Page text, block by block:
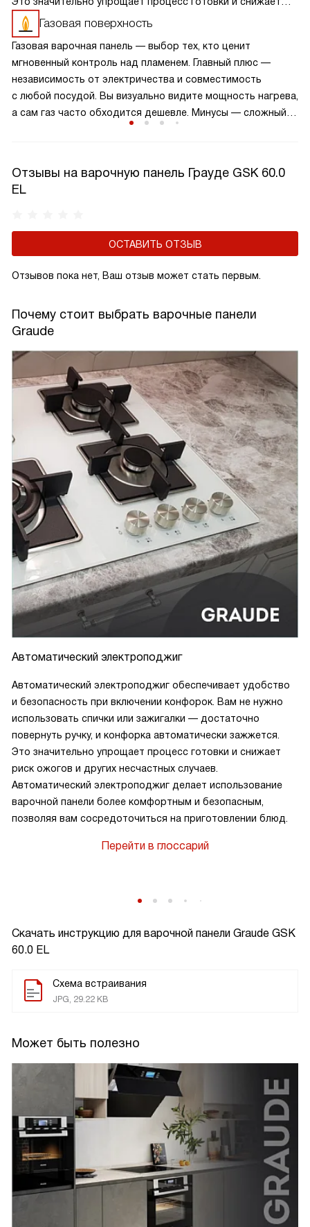
Скачать инструкцию для варочной панели Graude GSK
60.0 EL
Схема встраивания
JPG, 29.22 KB
Может быть полезно
риск ожогов и других несчастных случаев.
Автоматический электроподжиг делает использование
варочной панели более комфортным и безопасным,
позволяя вам сосредоточиться на приготовлении блюд.
Газовая поверхность
Газовая варочная панель — выбор тех, кто ценит
мгновенный контроль над пламенем. Главный плюс —
независимость от электричества и совместимость
с любой посудой. Вы визуально видите мощность нагрева,
а сам газ часто обходится дешевле. Минусы — сложный
безопасны. Это нестареющая классика, которая дарит
свободу кулинарного творчества и остается вечным
Отзывы на варочную панель Грауде GSK 60.0
EL
ОСТАВИТЬ ОТЗЫВ
Отзывов пока нет, Ваш отзыв может стать первым.
Почему стоит выбрать варочные панели
Graude
Автоматический электроподжиг
Автоматический электроподжиг обеспечивает удобство
и безопасность при включении конфорок. Вам не нужно
использовать спички или зажигалки — достаточно
повернуть ручку, и конфорка автоматически зажжется.
Это значительно упрощает процесс готовки и снижает
риск ожогов и других несчастных случаев.
Автоматический электроподжиг делает использование
варочной панели более комфортным и безопасным,
позволяя вам сосредоточиться на приготовлении блюд.
Перейти в глоссарий